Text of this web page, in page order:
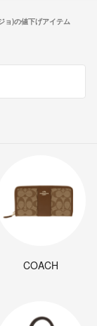
ョ)の値下げアイテム
COACH